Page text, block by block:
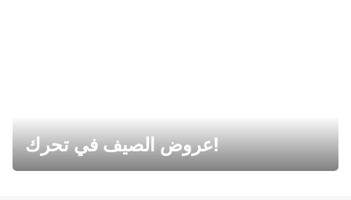
عروض الصيف في تحرك!